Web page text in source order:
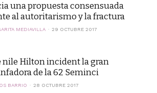
una propuesta consensuada
al autoritarismo y la fractura
MEDIAVILLA 29 OCTUBRE 2017
nile Hilton incident la gran
de la 62 Seminci
BARRIO 28 OCTUBRE 2017